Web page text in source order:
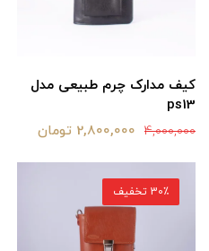
کیف مدارک چرم طبیعی مدل
ps13
4,000,000 2,800,000 تومان
30٪ تخفیف